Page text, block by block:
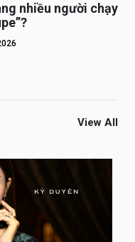
nhiều người chạy
View All